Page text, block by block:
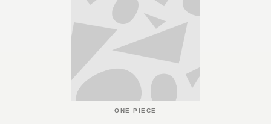
ONE PIECE